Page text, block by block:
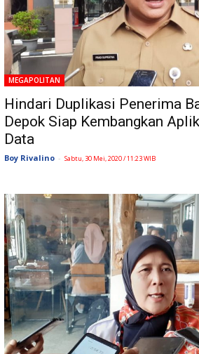
MEGAPOLITAN
Hindari Duplikasi Penerima
Depok Siap Kembangkan
Data
Boy Rivalino - Sabtu, 30 Mei, 2020 / 11:23 WIB